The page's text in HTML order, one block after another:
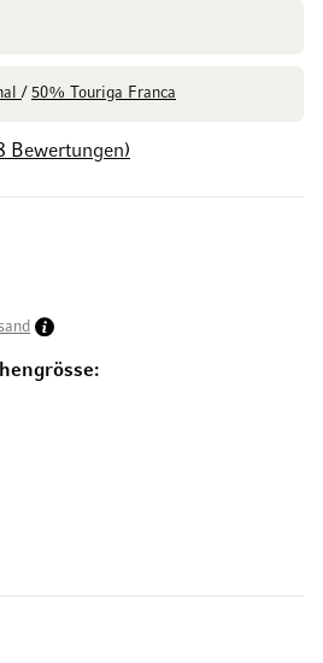
Bewertungen
/ 50% Touriga Franca